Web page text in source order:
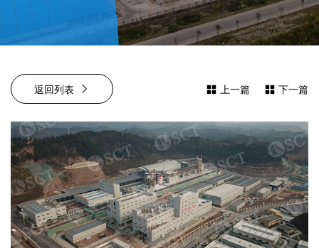
返回列表 上一篇 下一篇